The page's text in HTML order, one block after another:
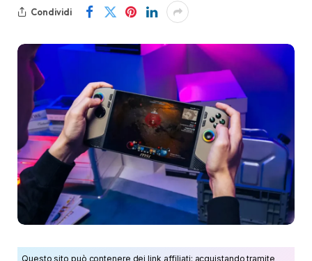
Condividi
Questo sito può contenere dei link affiliati: acquistando tramite